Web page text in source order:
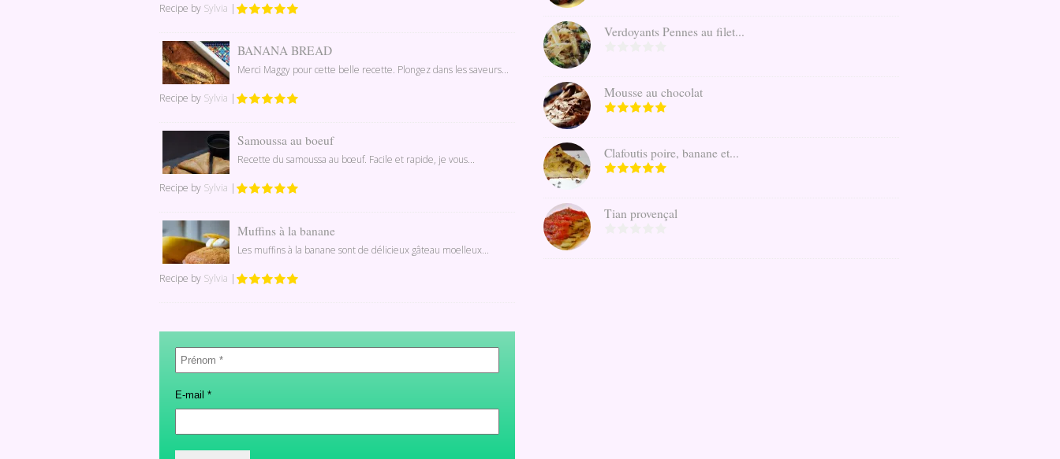
Recipe by Sylvia |
BANANA BREAD
Merci Maggy pour cette belle recette. Plongez dans les saveurs...
Recipe by Sylvia |
Samoussa au boeuf
Recette du samoussa au bœuf. Facile et rapide, je vous...
Recipe by Sylvia |
Muffins à la banane
Les muffins à la banane sont de délicieux gâteau moelleux...
Recipe by Sylvia |
Prénom
E-mail *
Verdoyants Pennes au filet...
Mousse au chocolat
Clafoutis poire, banane et...
Tian provençal